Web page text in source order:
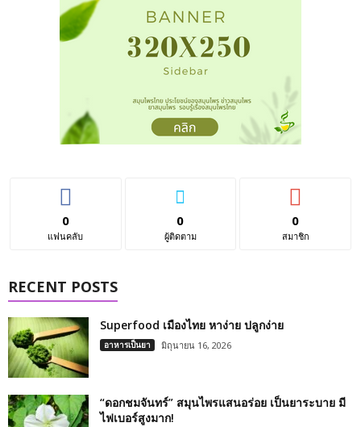
0
แฟนคลับ
0
ผู้ติดตาม
0
สมาชิก
RECENT POSTS
Superfood เมืองไทย หาง่าย ปลูกง่าย
อาหารเป็นยา มิถุนายน 16, 2026
“ดอกชมจันทร์” สมุนไพรแสนอร่อย เป็นยาระบาย มี
ไฟเบอร์สูงมาก!